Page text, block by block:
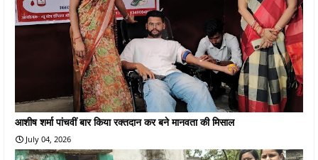
आशीष शर्मा पांचवीं बार किया रक्तदान कर बने मानवता की मिसाल
July 04, 2026